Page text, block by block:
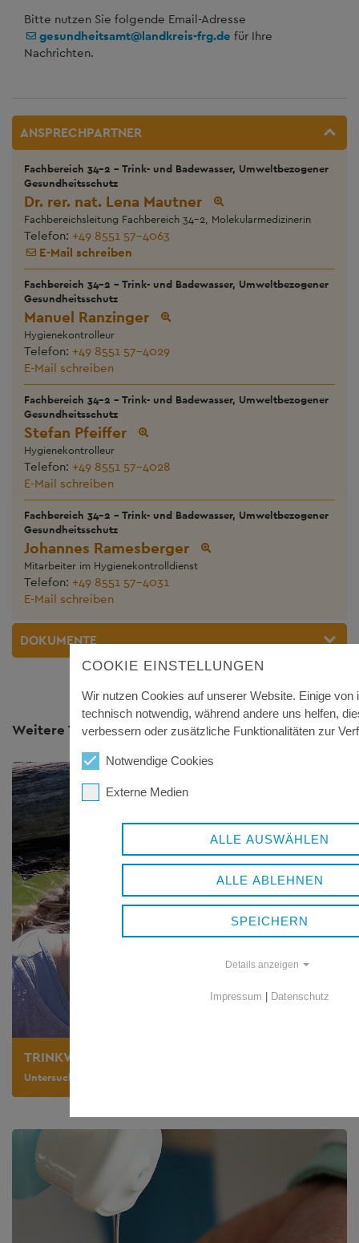
Bitte nutzen Sie folgende Email-Adresse
gesundheitsamt@landkreis-frg.de für Ihre
Nachrichten.
ANSPRECHPARTNER
Fachbereich 34-2 - Trink- und Badewasser, Umweltbezogener
Gesundheitsschutz
Dr. rer. nat. Lena Mautner
Fachbereichsleitung Fachbereich 34-2, Molekularmedizinerin
Telefon: +49 8551 57-4063
E-Mail schreiben
Fachbereich 34-2 - Trink- und Badewasser, Umweltbezogener
Gesundheitsschutz
Manuel Ranzinger
Hygienekontrolleur
Telefon: +49 8551 57-4029
E-Mail schreiben
Fachbereich 34-2 - Trink- und Badewasser, Umweltbezogener
Gesundheitsschutz
Stefan Pfeiffer
Hygienekontrolleur
Telefon: +49 8551 57-4028
E-Mail schreiben
Fachbereich 34-2 - Trink- und Badewasser, Umweltbezogener
Gesundheitsschutz
Johannes Ramesberger
Mitarbeiter im Hygienekontrolldienst
Telefon: +49 8551 57-4031
E-Mail schreiben
DOKUMENTE
Weitere Themen
TRINKWASSER
Untersuchungsumfänge, Laborliste, Informationen
COOKIE EINSTELLUNGEN
Wir nutzen Cookies auf unserer Website. Einige von
technisch notwendig, während andere uns helfen,
verbessern oder zusätzliche Funktionalitäten zur
Notwendige Cookies
Externe Medien
ALLE AUSWÄHLEN
ALLE ABLEHNEN
SPEICHERN
Details anzeigen
Impressum | Datenschutz